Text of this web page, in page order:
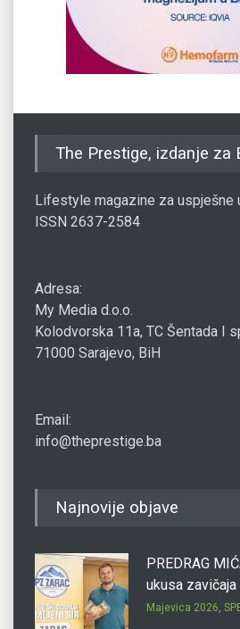
The Prestige, izdanje za
Lifestyle magazine za uspješne
ISSN 2637-2584
Adresa:
My Media d.o.o.
Kolodvorska 11a, TC Šentada I
71000 Sarajevo, BiH
Email:
info@theprestige.ba
Najnovije objave
PREDRAG
ukusa zavičaja
Majevica 2026,